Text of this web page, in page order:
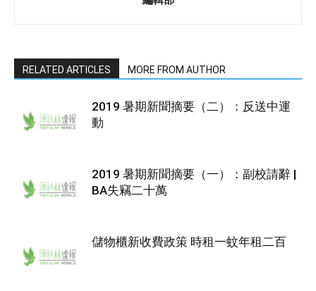
RELATED ARTICLES MORE FROM AUTHOR
2019 暑期新聞摘要（二）：反送中運
動
2019 暑期新聞摘要（一）：副校請辭 |
BA失竊二十萬
儲物櫃新收費政策 時租一蚊年租二百